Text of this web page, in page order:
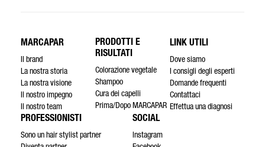
MARCAPAR
Il brand
La nostra storia
La nostra visione
Il nostro impegno
Il nostro team
PRODOTTI E
RISULTATI
Colorazione vegetale
Shampoo
Cura dei capelli
Prima/Dopo MARCAPAR
LINK UTILI
Dove siamo
I consigli degli esperti
Domande frequenti
Contattaci
Effettua una diagnosi
PROFESSIONISTI
Sono un hair stylist partner
SOCIAL
Instagram